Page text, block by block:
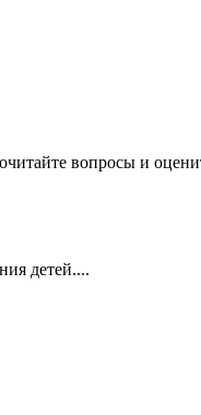
вопросы и
детей....